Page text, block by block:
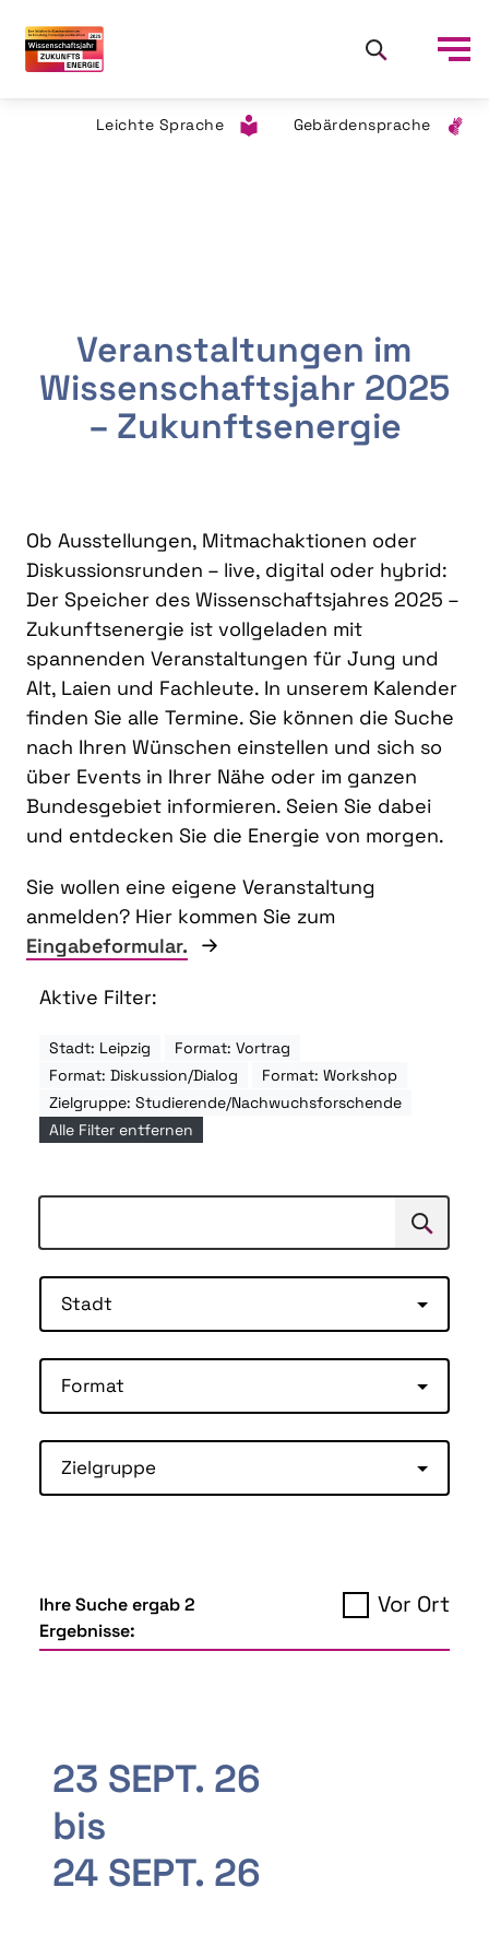
Leichte Sprache Gebärdensprache
Veranstaltungen im
Wissenschaftsjahr 2025
– Zukunftsenergie
Ob Ausstellungen, Mitmachaktionen oder
Diskussionsrunden – live, digital oder hybrid:
Der Speicher des Wissenschaftsjahres 2025 –
Zukunftsenergie ist vollgeladen mit
spannenden Veranstaltungen für Jung und
Alt, Laien und Fachleute. In unserem Kalender
finden Sie alle Termine. Sie können die Suche
nach Ihren Wünschen einstellen und sich so
über Events in Ihrer Nähe oder im ganzen
Bundesgebiet informieren. Seien Sie dabei
und entdecken Sie die Energie von morgen.
Sie wollen eine eigene Veranstaltung
anmelden? Hier kommen Sie zum
Eingabeformular.
Aktive Filter:
Stadt: Leipzig
Format: Vortrag
Format: Diskussion/Dialog
Format: Workshop
Zielgruppe: Studierende/Nachwuchsforschende
Alle Filter entfernen
Suchen
Stadt
Format
Zielgruppe
Ihre Suche ergab 2
Ergebnisse:
Vor Ort
23 SEPT. 26
bis
24 SEPT. 26